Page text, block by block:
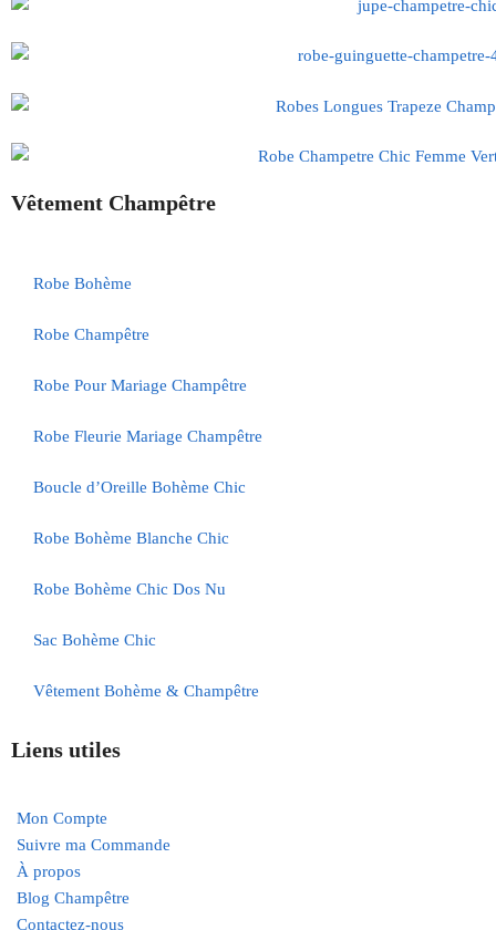
Vêtement Champêtre
Robe Bohème
Robe Champêtre
Robe Pour Mariage Champêtre
Robe Fleurie Mariage Champêtre
Boucle d’Oreille Bohème Chic
Robe Bohème Blanche Chic
Robe Bohème Chic Dos Nu
Sac Bohème Chic
Vêtement Bohème & Champêtre
Liens utiles
Mon Compte
Suivre ma Commande
À propos
Blog Champêtre
Contactez-nous